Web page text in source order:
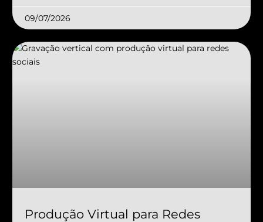
09/07/2026
Produção Virtual para Redes